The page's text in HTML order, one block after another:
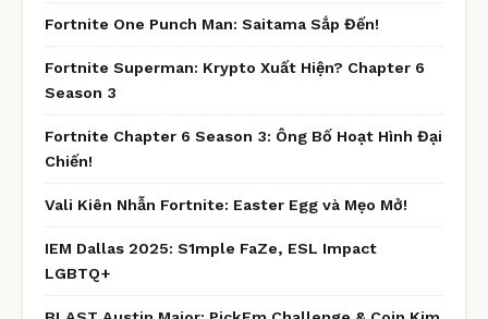
Fortnite One Punch Man: Saitama Sắp Đến!
Fortnite Superman: Krypto Xuất Hiện? Chapter 6
Season 3
Fortnite Chapter 6 Season 3: Ông Bố Hoạt Hình Đại
Chiến!
Vali Kiên Nhẫn Fortnite: Easter Egg và Mẹo Mở!
IEM Dallas 2025: S1mple FaZe, ESL Impact
LGBTQ+